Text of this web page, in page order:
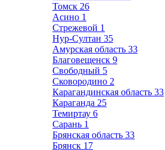
Томск 26
Асино 1
Стрежевой 1
Нур-Султан 35
Амурская область 33
Благовещенск 9
Свободный 5
Сковородино 2
Карагандинская область 33
Караганда 25
Темиртау 6
Сарань 1
Брянская область 33
Брянск 17